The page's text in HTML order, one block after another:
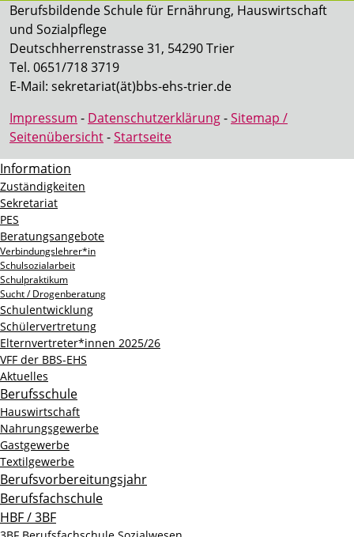
Berufsbildende Schule für Ernährung, Hauswirtschaft
und Sozialpflege
Deutschherrenstrasse 31, 54290 Trier
Tel. 0651/718 3719
E-Mail: sekretariat(ät)bbs-ehs-trier.de
Impressum - Datenschutzerklärung-Sitemap /
Seitenübersicht-Startseite
Information
Zuständigkeiten
Sekretariat
PES
Beratungsangebote
Verbindungslehrer*in
Schulsozialarbeit
Schulpraktikum
Sucht / Drogenberatung
Schulentwicklung
Schülervertretung
Elternvertreter*innen 2025/26
VFF der BBS-EHS
Aktuelles
Berufsschule
Hauswirtschaft
Nahrungsgewerbe
Gastgewerbe
Textilgewerbe
Berufsvorbereitungsjahr
Berufsfachschule
HBF / 3BF